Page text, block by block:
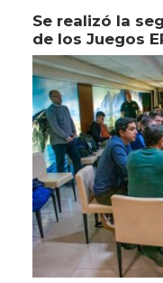
Se realizó la
de los Juegos